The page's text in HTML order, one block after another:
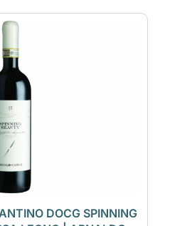
DOCG SPINNING